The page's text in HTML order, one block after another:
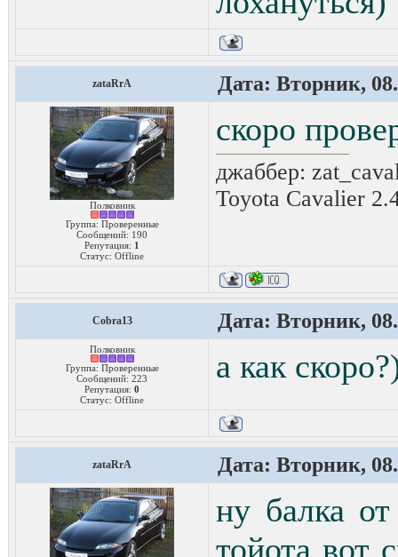
zataRrA Дата: Вторник,
Полковник
Группа: Проверенные
Сообщений: 190
Репутация: 1
Статус: Offline
скоро
джаббер:
Toyota Cavalier
Cobra13 Дата: Вторник,
Полковник
Группа: Проверенные
Сообщений: 223
Репутация: 0
Статус: Offline
а как
zataRrA Дата: Вторник,
ну балка
тойота вот